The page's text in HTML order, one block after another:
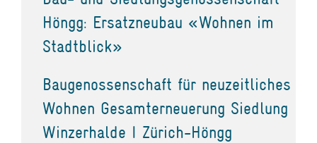
Höngg: Ersatzneubau «Wohnen im
Stadtblick»
Baugenossenschaft für neuzeitliches
Wohnen Gesamterneuerung Siedlung
Winzerhalde I Zürich-Höngg